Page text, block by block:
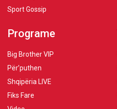
Sport Gossip
Programe
Big Brother VIP
Për’puthen
Shqipëria LIVE
Fiks Fare